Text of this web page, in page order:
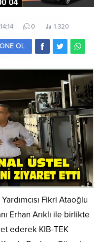
0 1.320
OL
Fikri Ataoğlu
Erhan Arıklı ile birlikte
ederek KIB-TEK